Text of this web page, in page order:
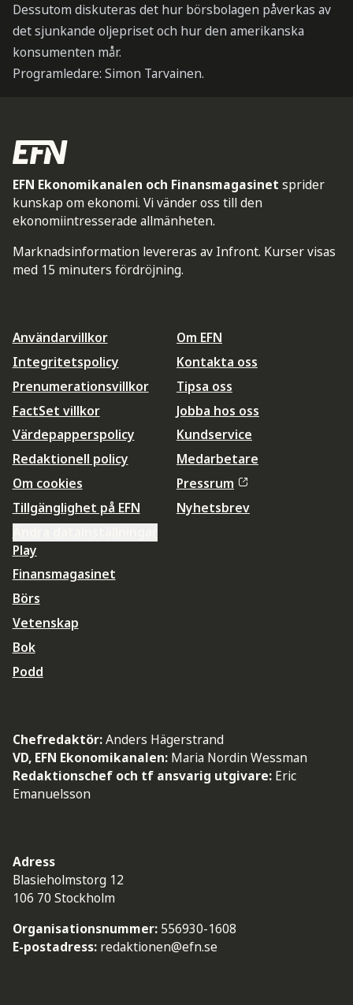
Dessutom diskuteras det hur börsbolagen påverkas av
det sjunkande oljepriset och hur den amerikanska
konsumenten mår.
Programledare: Simon Tarvainen.
EFN Ekonomikanalen och Finansmagasinet sprider
kunskap om ekonomi. Vi vänder oss till den
ekonomiintresserade allmänheten.
Marknadsinformation levereras av Infront. Kurser visas
med 15 minuters fördröjning.
Användarvillkor
Integritetspolicy
Prenumerationsvillkor
FactSet villkor
Värdepapperspolicy
Redaktionell policy
Om cookies
Tillgänglighet på EFN
Om EFN
Kontakta oss
Tipsa oss
Jobba hos oss
Kundservice
Medarbetare
Pressrum
Nyhetsbrev
Play
Finansmagasinet
Börs
Vetenskap
Bok
Podd
Chefredaktör:Anders Hägerstrand
VD, EFN Ekonomikanalen: Maria Nordin Wessman
Redaktionschef och tf ansvarig utgivare: Eric
Emanuelsson
Adress
Blasieholmstorg 12
106 70 Stockholm
Organisationsnummer: 556930-1608
E-postadress: redaktionen@efn.se